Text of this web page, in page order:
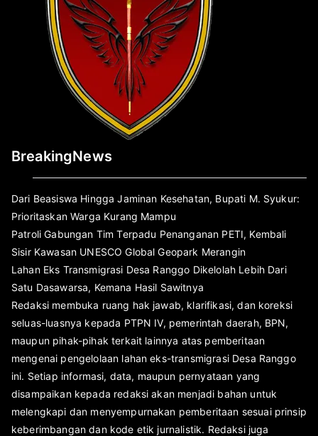
BreakingNews
Dari Beasiswa Hingga Jaminan Kesehatan, Bupati M. Syukur:
Prioritaskan Warga Kurang Mampu
Patroli Gabungan Tim Terpadu Penanganan PETI, Kembali
Sisir Kawasan UNESCO Global Geopark Merangin
Lahan Eks Transmigrasi Desa Ranggo Dikelolah Lebih Dari
Satu Dasawarsa, Kemana Hasil Sawitnya
Redaksi membuka ruang hak jawab, klarifikasi, dan koreksi
seluas-luasnya kepada PTPN IV, pemerintah daerah, BPN,
maupun pihak-pihak terkait lainnya atas pemberitaan
mengenai pengelolaan lahan eks-transmigrasi Desa Ranggo
ini. Setiap informasi, data, maupun pernyataan yang
disampaikan kepada redaksi akan menjadi bahan untuk
melengkapi dan menyempurnakan pemberitaan sesuai prinsip
keberimbangan dan kode etik jurnalistik. Redaksi juga